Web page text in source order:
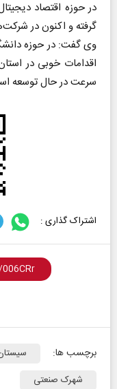
گرفته و اکنون در
وی گفت: در حوزه
اقدامات خوبی در
سرعت در حال توسعه
اشتراک گذاری :
برچسب ها:
شهرک صنعتی